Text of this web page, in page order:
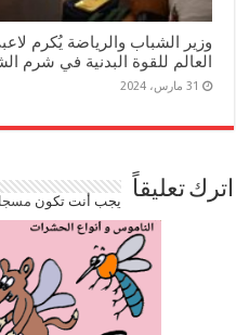
وزير الشباب والرياضة يُكرم
العالم للقوة البدنية في شرم
31 مارس، 2024
اترك تعليقاً يجب أنت تكون